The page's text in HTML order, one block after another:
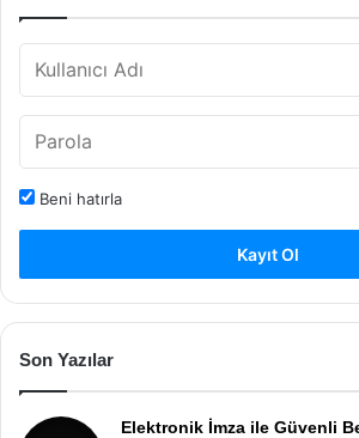
Beni hatırla
Kayıt Ol
Son Yazılar
Elektronik İmza ile Güvenli